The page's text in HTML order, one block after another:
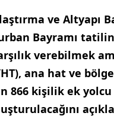
ve Altyapı
Bayramı
verebilmek
ana hat ve
866 kişilik ek